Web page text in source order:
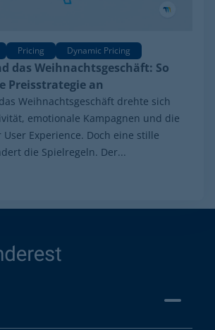
Pricing Dynamic Pricing
das Weihnachtsgeschäft: So
Preisstrategie an
Weihnachtsgeschäft drehte sich
emotionale Kampagnen und die
Experience. Doch eine stille
die Spielregeln. Der...